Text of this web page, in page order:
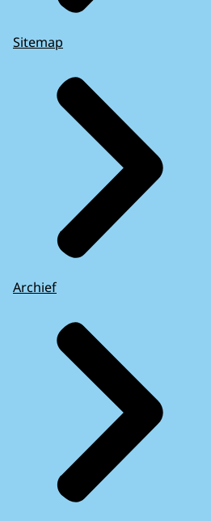
Sitemap
Archief